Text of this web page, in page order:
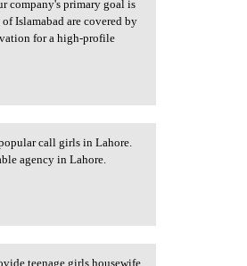
company's primary goal is
Islamabad are covered by
for a high-profile
call girls in Lahore.
agency in Lahore.
teenage girls,housewife